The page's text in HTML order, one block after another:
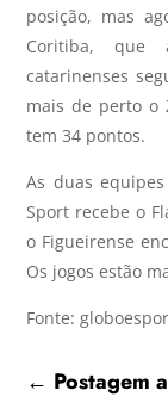
posição, mas
Coritiba, que
catarinenses
mais de perto o
tem 34 pontos.
As duas
Sport recebe o
o Figueirense
Os jogos estão
Fonte:
← Postagem